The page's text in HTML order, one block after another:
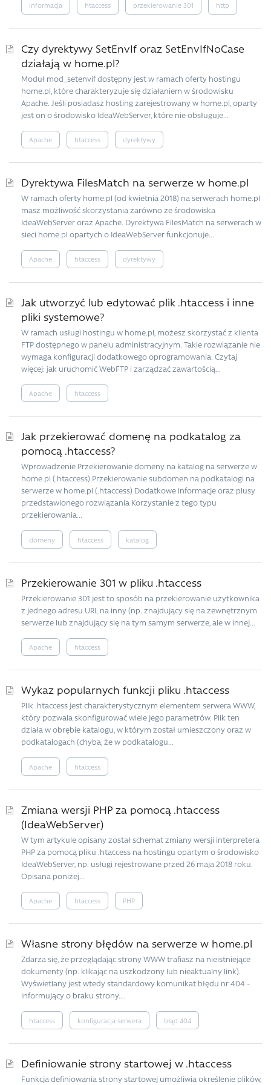
informacja htaccess przekierowanie 301 http
Czy dyrektywy SetEnvIf oraz SetEnvIfNoCase
działają w home.pl?
Moduł mod_setenvif dostępny jest w ramach oferty hostingu
home.pl, które charakteryzuje się działaniem w środowisku
Apache. Jeśli posiadasz hosting zarejestrowany w home.pl, oparty
jest on o środowisko IdeaWebServer, które nie obsługuje...
Apache htaccess dyrektywy
Dyrektywa FilesMatch na serwerze w home.pl
W ramach oferty home.pl (od kwietnia 2018) na serwerach home.pl
masz możliwość skorzystania zarówno ze środowiska
IdeaWebServer oraz Apache. Dyrektywa FilesMatch na serwerach w
sieci home.pl opartych o IdeaWebServer funkcjonuje...
Apache htaccess dyrektywy
Jak utworzyć lub edytować plik .htaccess i inne
pliki systemowe?
W ramach usługi hostingu w home.pl, możesz skorzystać z klienta
FTP dostępnego w panelu administracyjnym. Takie rozwiązanie nie
wymaga konfiguracji dodatkowego oprogramowania. Czytaj
więcej: jak uruchomić WebFTP i zarządzać zawartością...
Apache htaccess
Jak przekierować domenę na podkatalog za
pomocą .htaccess?
Wprowadzenie Przekierowanie domeny na katalog na serwerze w
home.pl (.htaccess) Przekierowanie subdomen na podkatalogi na
serwerze w home.pl (.htaccess) Dodatkowe informacje oraz plusy
przedstawionego rozwiązania Korzystanie z tego typu
przekierowania...
domeny htaccess katalog
Przekierowanie 301 w pliku .htaccess
Przekierowanie 301 jest to sposób na przekierowanie użytkownika
z jednego adresu URL na inny (np. znajdujący się na zewnętrznym
serwerze lub znajdujący się na tym samym serwerze, ale w innej...
Apache htaccess
Wykaz popularnych funkcji pliku .htaccess
Plik .htaccess jest charakterystycznym elementem serwera WWW,
który pozwala skonfigurować wiele jego parametrów. Plik ten
działa w obrębie katalogu, w którym został umieszczony oraz w
podkatalogach (chyba, że w podkatalogu...
Apache htaccess
Zmiana wersji PHP za pomocą .htaccess
(IdeaWebServer)
W tym artykule opisany został schemat zmiany wersji interpretera
PHP za pomocą pliku .htaccess na hostingu opartym o środowisko
IdeaWebServer, np. usługi rejestrowane przed 26 maja 2018 roku.
Opisana poniżej...
Apache htaccess PHP
Własne strony błędów na serwerze w home.pl
Zdarza się, że przeglądając strony WWW trafiasz na nieistniejące
dokumenty (np. klikając na uszkodzony lub nieaktualny link).
Wyświetlany jest wtedy standardowy komunikat błędu nr 404 -
informujący o braku strony....
htaccess konfiguracja serwera błąd 404
Definiowanie strony startowej w .htaccess
Funkcja definiowania strony startowej umożliwia określenie plików,